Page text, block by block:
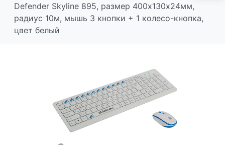
Defender Skyline 895, размер 400х130х24мм,
радиус 10м, мышь 3 кнопки + 1 колесо-кнопка,
цвет белый